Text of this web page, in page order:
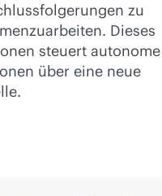
zu
Dieses
steuert autonome
über eine neue